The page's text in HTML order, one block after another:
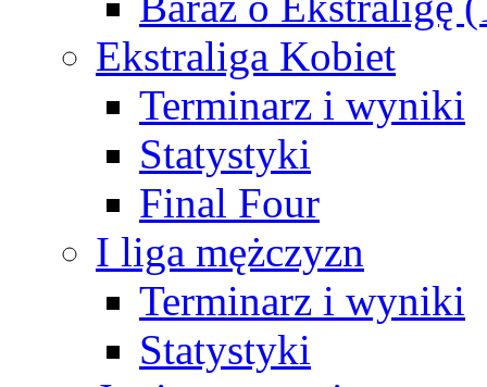
Ekstraliga Kobiet
Terminarz i wyniki
Statystyki
Final Four
I liga mężczyzn
Terminarz i wyniki
Statystyki